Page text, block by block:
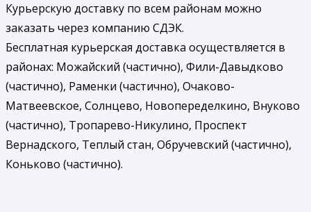
Курьерскую доставку по всем районам можно
заказать через компанию СДЭК.
Бесплатная курьерская доставка осуществляется в
районах: Можайский (частично), Фили-Давыдково
(частично), Раменки (частично), Очаково-
Матвеевское, Солнцево, Новопеределкино, Внуково
(частично), Тропарево-Никулино, Проспект
Вернадского, Теплый стан, Обручевский (частично),
Коньково (частично).